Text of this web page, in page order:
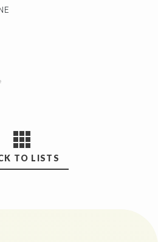
TO LISTS